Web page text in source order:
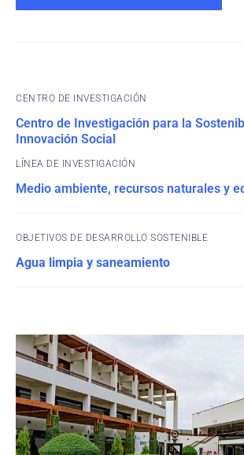
CENTRO DE INVESTIGACIÓN
Centro de Investigación para la
Innovación Social
Medio ambiente, recursos naturales y
OBJETIVOS DE DESARROLLO SOSTENIBLE
Agua limpia y saneamiento